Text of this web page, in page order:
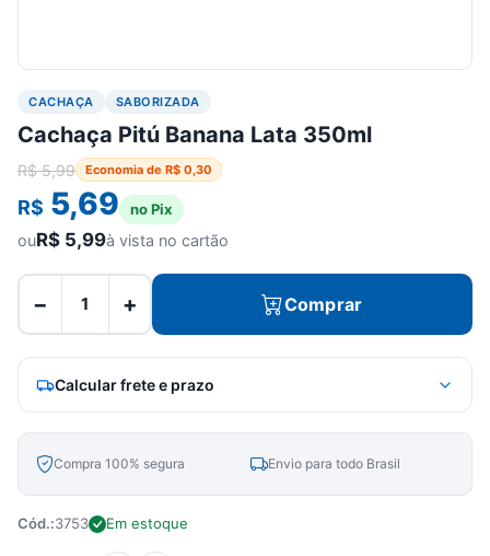
CACHAÇA SABORIZADA
Cachaça Pitú Banana Lata 350ml
R$5,99 Economia de R$ 0,30
R$ 5,69 no Pix
ouR$ 5,99à vista no cartão
− + Comprar
Calcular frete e prazo
Compra 100% segura Envio para todo Brasil
Cód.:3753 Em estoque